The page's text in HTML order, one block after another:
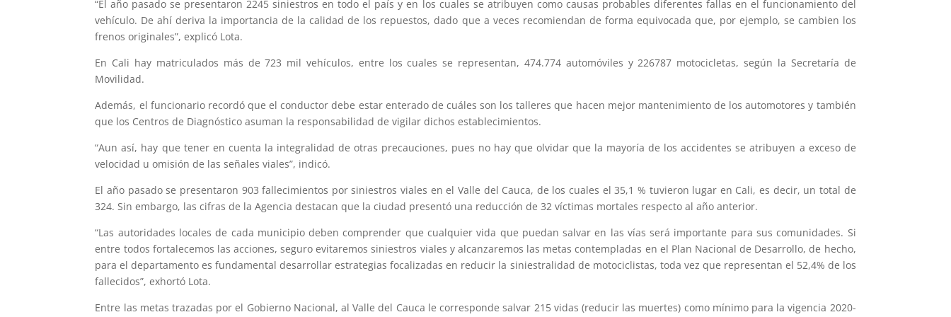
“El año pasado se presentaron 2245 siniestros en todo el país y en los cuales se atribuyen como causas probables diferentes fallas en el funcionamiento del
vehículo. De ahí deriva la importancia de la calidad de los repuestos, dado que a veces recomiendan de forma equivocada que, por ejemplo, se cambien los
frenos originales”, explicó Lota.
En Cali hay matriculados más de 723 mil vehículos, entre los cuales se representan, 474.774 automóviles y 226787 motocicletas, según la Secretaría de
Movilidad.
Además, el funcionario recordó que el conductor debe estar enterado de cuáles son los talleres que hacen mejor mantenimiento de los automotores y también
que los Centros de Diagnóstico asuman la responsabilidad de vigilar dichos establecimientos.
“Aun así, hay que tener en cuenta la integralidad de otras precauciones, pues no hay que olvidar que la mayoría de los accidentes se atribuyen a exceso de
velocidad u omisión de las señales viales”, indicó.
El año pasado se presentaron 903 fallecimientos por siniestros viales en el Valle del Cauca, de los cuales el 35,1 % tuvieron lugar en Cali, es decir, un total de
324. Sin embargo, las cifras de la Agencia destacan que la ciudad presentó una reducción de 32 víctimas mortales respecto al año anterior.
“Las autoridades locales de cada municipio deben comprender que cualquier vida que puedan salvar en las vías será importante para sus comunidades. Si
entre todos fortalecemos las acciones, seguro evitaremos siniestros viales y alcanzaremos las metas contempladas en el Plan Nacional de Desarrollo, de hecho,
para el departamento es fundamental desarrollar estrategias focalizadas en reducir la siniestralidad de motociclistas, toda vez que representan el 52,4% de los
fallecidos”, exhortó Lota.
Entre las metas trazadas por el Gobierno Nacional, al Valle del Cauca le corresponde salvar 215 vidas (reducir las muertes) como mínimo para la vigencia 2020-